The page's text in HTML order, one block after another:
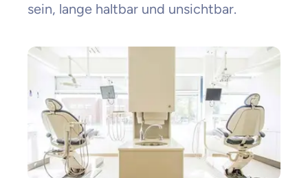
sein, lange haltbar und unsichtbar.